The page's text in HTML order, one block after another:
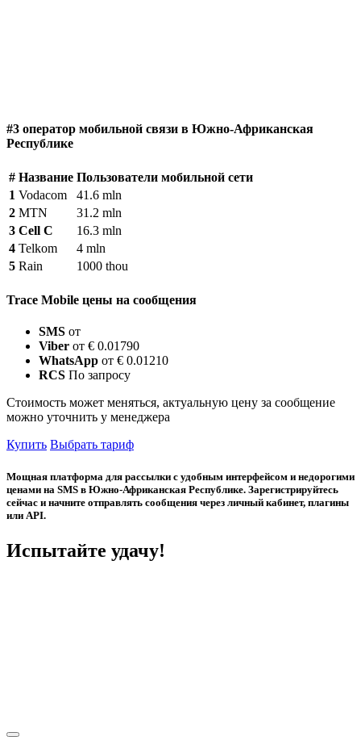
#3 оператор мобильной связи в Южно-Африканская
Республике
# Название Пользователи мобильной сети
1 Vodacom
41.6 mln
2 MTN
31.2 mln
3 Cell C
16.3 mln
4 Telkom
4 mln
5 Rain 1000 thou
Trace Mobile цены на сообщения
SMS от
Viber от € 0.01790
WhatsApp от € 0.01210
RCS По запросу
Стоимость может меняться, актуальную цену за сообщение
можно уточнить у менеджера
Купить Выбрать тариф
Мощная платформа для рассылки с удобным интерфейсом и недорогими
ценами на SMS в Южно-Африканская Республике. Зарегистрируйтесь
сейчас и начните отправлять сообщения через личный кабинет, плагины
или API.
Испытайте удачу!